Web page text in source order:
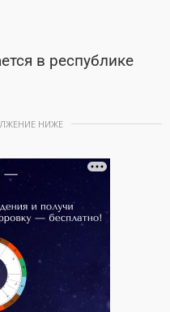
в республике
НИЖЕ